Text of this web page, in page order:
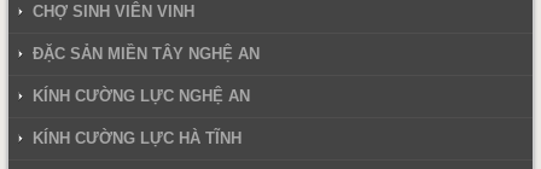
CHỢ SINH VIÊN VINH
ĐẶC SẢN MIỀN TÂY NGHỆ AN
KÍNH CƯỜNG LỰC NGHỆ AN
KÍNH CƯỜNG LỰC HÀ TĨNH